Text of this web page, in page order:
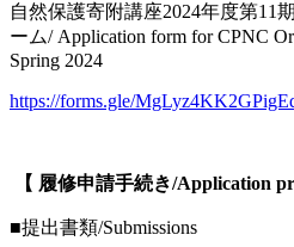
自然保護寄附講座2024年度第11
ーム/ Application form for CPNC
Spring 2024
https://forms.gle/
【 履修申請手続き/Application
■提出書類/Submissions